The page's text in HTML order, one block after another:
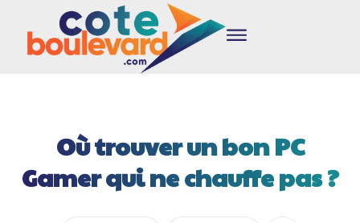
Où trouver un bon PC
Gamer qui ne chauffe pas ?